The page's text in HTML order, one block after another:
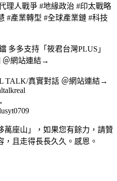
理人戰爭 #地緣政治 #印太戰略
#產業轉型 #全球產業鏈 #科技
多多支持「筱君台灣PLUS」
＠網站連結→
TALK/真實對話 ＠網站連結→
萬座山」，如果您有餘力，請贊
且走得長長久久。感恩。